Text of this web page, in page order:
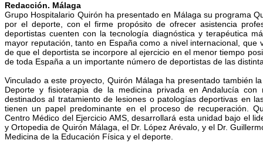
Redacción. Málaga
Grupo Hospitalario Quirón ha presentado en Málaga su programa
por el deporte, con el firme propósito de ofrecer asistencia
deportistas cuenten con la tecnología diagnóstica y terapéutica
mayor reputación, tanto en España como a nivel internacional,
de que el deportista se incorpore al ejercicio en el menor tiempo
de toda España a un importante número de deportistas de las
Vinculado a este proyecto, Quirón Málaga ha presentado también
Deporte y fisioterapia de la medicina privada en Andalucía
destinados al tratamiento de lesiones o patologías deportivas en
tienen un papel predominante en el proceso de recuperación.
Centro Médico del Ejercicio AMS, desarrollará esta unidad bajo el
y Ortopedia de Quirón Málaga, el Dr. López Arévalo, y el Dr.
Medicina de la Educación Física y el deporte.